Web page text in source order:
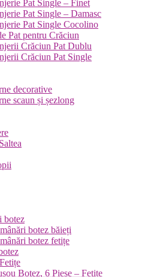
Pat Single – Finet
Pat Single – Damasc
Pat Single Cocolino
Pat pentru Crăciun
Crăciun Pat Dublu
Crăciun Pat Single
decorative
scaun și șezlong
botez
botez băieți
botez fetițe
Botez, 6 Piese – Fetițe